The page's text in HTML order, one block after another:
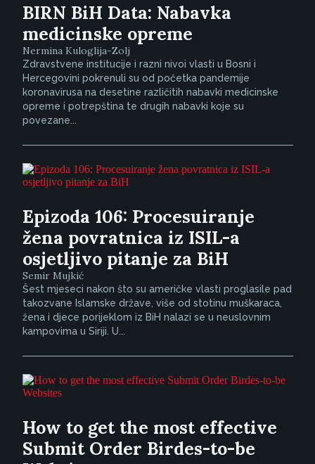
BIRN BiH Data: Nabavka
medicinske opreme
Nermina Kuloglija-Zolj
Zdravstvene institucije i razni nivoi vlasti u Bosni i
Hercegovini pokrenuli su od početka pandemije
koronavirusa na desetine različitih nabavki medicinske
opreme i potrepština te drugih nabavki koje su
povezane...
Epizoda 106: Procesuiranje
žena povratnica iz ISIL-a
osjetljivo pitanje za BiH
Semir Mujkić
Šest mjeseci nakon što su američke vlasti proglasile pad
takozvane Islamske države, više od stotinu muškaraca,
žena i djece porijeklom iz BiH nalazi se u neuslovnim
kampovima u Siriji. U...
How to get the most effective
Submit Order Birdes-to-be